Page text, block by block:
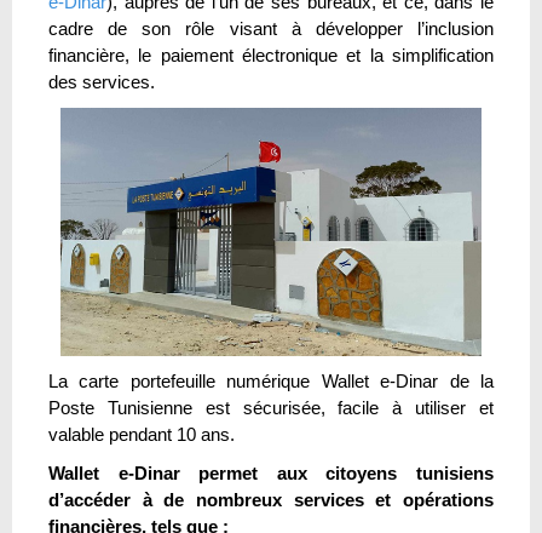
cadre de son rôle visant à développer l’inclusion
financière, le paiement électronique et la simplification
des services.
La carte portefeuille numérique Wallet e-Dinar de la
Poste Tunisienne est sécurisée, facile à utiliser et
valable pendant 10 ans.
Wallet e-Dinar permet aux citoyens tunisiens
d’accéder à de nombreux services et opérations
financières, tels que :